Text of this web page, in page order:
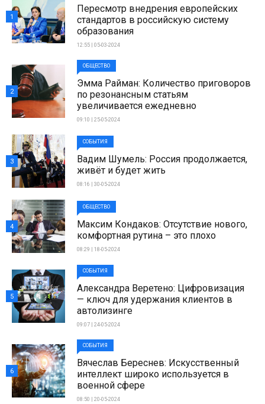
Пересмотр внедрения европейских
стандартов в российскую систему
образования
12:55 | 05-03-2024
1
ОБЩЕСТВО
Эмма Райман: Количество приговоров
по резонансным статьям
увеличивается ежедневно
09:10 | 25-05-2024
2
СОБЫТИЯ
Вадим Шумель: Россия продолжается,
живёт и будет жить
08:16 | 30-05-2024
3
ОБЩЕСТВО
Максим Кондаков: Отсутствие нового,
комфортная рутина – это плохо
08:29 | 18-05-2024
4
СОБЫТИЯ
Александра Веретено: Цифровизация
— ключ для удержания клиентов в
автолизинге
09:07 | 24-05-2024
5
СОБЫТИЯ
Вячеслав Береснев: Искусственный
интеллект широко используется в
военной сфере
08:50 | 20-05-2024
6